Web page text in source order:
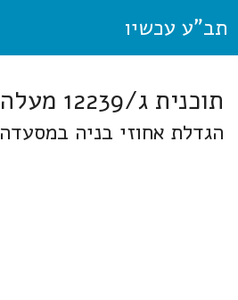
תב"ע עכשיו
תוכנית ג/12239 מעלה החרמון
הגדלת אחוזי בניה במסעדה